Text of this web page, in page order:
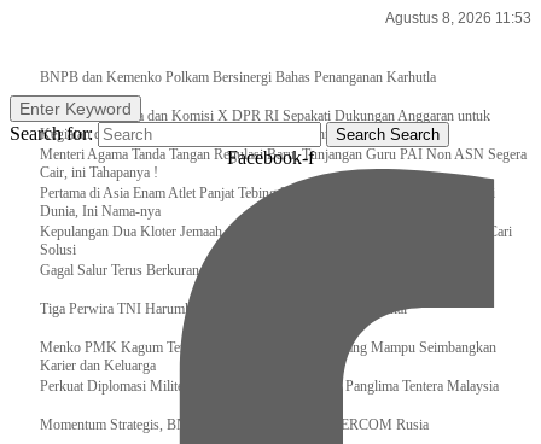
Agustus 8, 2026 11:53
BNPB dan Kemenko Polkam Bersinergi Bahas Penanganan Karhutla
Raker Kemenpora dan Komisi X DPR RI Sepakati Dukungan Anggaran untuk
Kegiatan dan Program Prioritas Pemuda dan Olahraga
Menteri Agama Tanda Tangan Regulasi Baru, Tunjangan Guru PAI Non ASN Segera
Cair, ini Tahapanya !
Pertama di Asia Enam Atlet Panjat Tebing Indonesia Taklukkan Tebing Tertinggi
Dunia, Ini Nama-nya
Kepulangan Dua Kloter Jemaah Asal Surabaya Tertunda, Kemenag Upayakan Cari
Solusi
Gagal Salur Terus Berkurang, Gus Ipul: 405 Ribu Lebih Bansos Cair
Tiga Perwira TNI Harumkan Indonesia Di Kancah Internasional
Menko PMK Kagum Terhadap Perempuan Modern yang Mampu Seimbangkan
Karier dan Keluarga
Perkuat Diplomasi Militer, Panglima TNI Terima CC Panglima Tentera Malaysia
Momentum Strategis, BNPB Terima Kunjungan EMERCOM Rusia
Enter Keyword
Search for: Search Search
Facebook-f